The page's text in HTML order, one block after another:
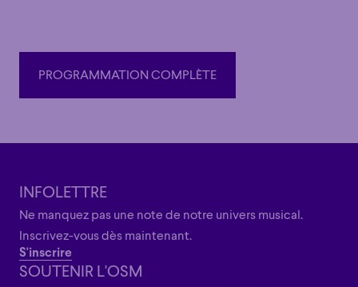
PROGRAMMATION COMPLÈTE
PROGRAMMATION COMPLÈTE
INFOLETTRE
Ne manquez pas une note de notre univers musical.
Inscrivez-vous dès maintenant.
S'inscrire
SOUTENIR L'OSM